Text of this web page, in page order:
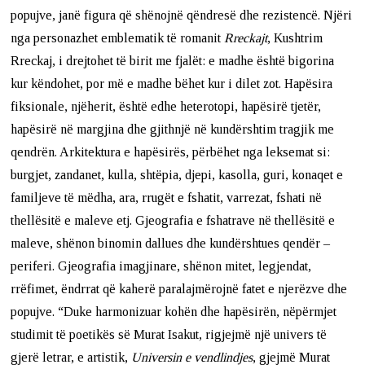
popujve, janë figura që shënojnë qëndresë dhe rezistencë. Njëri
nga personazhet emblematik të romanit Rreckajt, Kushtrim
Rreckaj, i drejtohet të birit me fjalët: e madhe është bigorina
kur këndohet, por më e madhe bëhet kur i dilet zot. Hapësira
fiksionale, njëherit, është edhe heterotopi, hapësirë tjetër,
hapësirë në margjina dhe gjithnjë në kundërshtim tragjik me
qendrën. Arkitektura e hapësirës, përbëhet nga leksemat si:
burgjet, zandanet, kulla, shtëpia, djepi, kasolla, guri, konaqet e
familjeve të mëdha, ara, rrugët e fshatit, varrezat, fshati në
thellësitë e maleve etj. Gjeografia e fshatrave në thellësitë e
maleve, shënon binomin dallues dhe kundërshtues qendër –
periferi. Gjeografia imagjinare, shënon mitet, legjendat,
rrëfimet, ëndrrat që kaherë paralajmërojnë fatet e njerëzve dhe
popujve. “Duke harmonizuar kohën dhe hapësirën, nëpërmjet
studimit të poetikës së Murat Isakut, rigjejmë një univers të
gjerë letrar, e artistik, Universin e vendlindjes, gjejmë Murat